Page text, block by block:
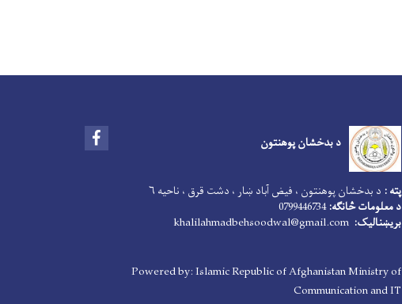
د بدخشان پوهنتون
پته : د بدخشان پوهنتون ، فیض آباد ښار ، دشت قرق ، ناحیه ۶
د معلومات څانګه:0799446734
بریښنالیک: khalilahmadbehsoodwal@gmail.com
Powered by: Islamic Republic of Afghanistan Ministry of
Communication and IT